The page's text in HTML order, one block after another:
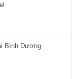
Bình Dương